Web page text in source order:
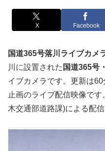
X Facebook
国道365号落川ライブカメ
川に設置された 国道365号
イブカメラです。更新は
止画のライブ配信映像で
木交通部道路課)による配信